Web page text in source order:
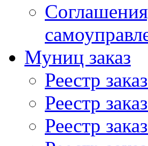
Муниц заказ
Реестр
Реестр
Реестр